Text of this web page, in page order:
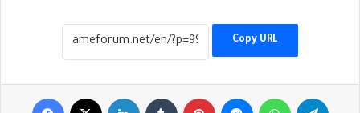
Copy URL
Facebook LinkedIn Tumblr Pinterest MessengerWhatsApp